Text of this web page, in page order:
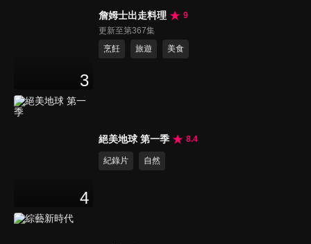
3
詹姆士出走料理
9
更新至第367集
烹飪
旅遊 美食
4
絕美地球 第一季 8.4
紀錄片 自然